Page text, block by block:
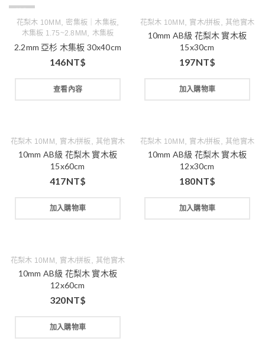
花梨木 10MM 密集板｜木集板
木集板 1.75~2.8MM 木集板
2.2mm 亞杉 木集板 30x40cm
146NT$
查看內容
花梨木 10MM 實木/拼板 其他實木
10mm AB級 花梨木 實木板
15x30cm
197NT$
加入購物車
花梨木 10MM 實木/拼板 其他實木
10mm AB級 花梨木 實木板
15x60cm
417NT$
加入購物車
花梨木 10MM 實木/拼板 其他實木
10mm AB級 花梨木 實木板
12x30cm
180NT$
加入購物車
花梨木 10MM 實木/拼板 其他實木
10mm AB級 花梨木 實木板
12x60cm
320NT$
加入購物車